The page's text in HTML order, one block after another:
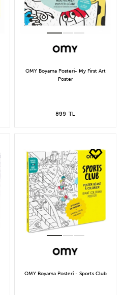
OMY Boyama Posteri- My First Art
Poster
899 TL
OMY Boyama Posteri - Sports Club